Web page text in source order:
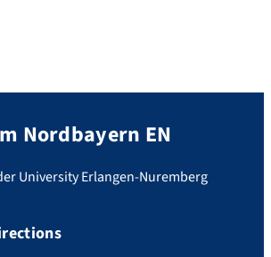
Nordbayern EN
University Erlangen-Nuremberg